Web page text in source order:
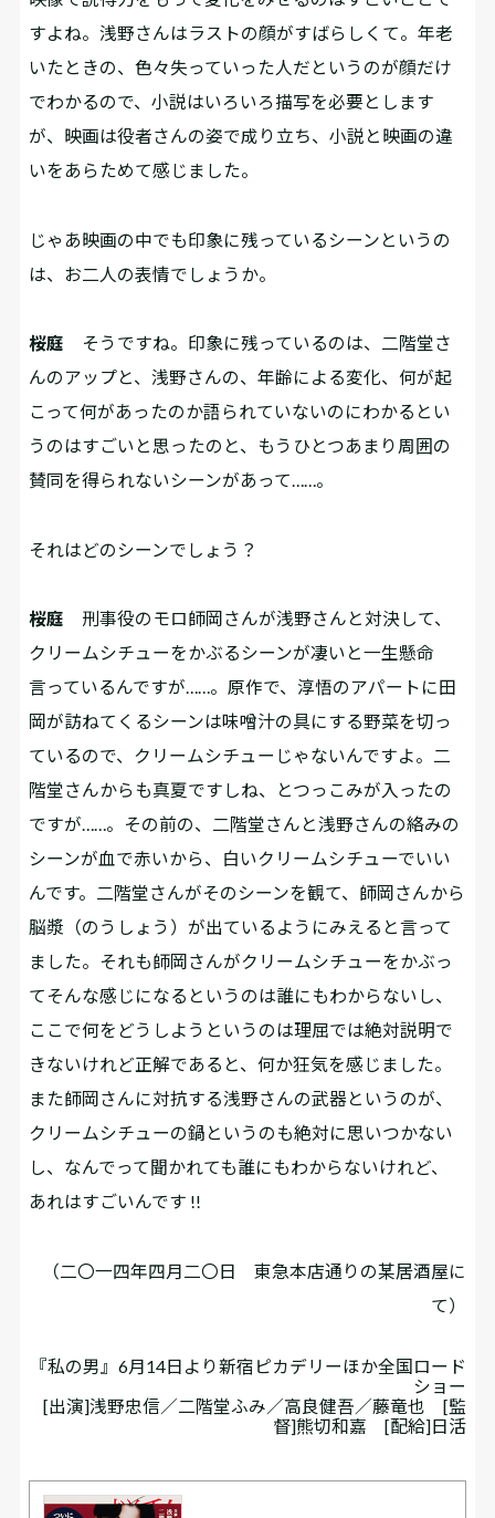
すよね。浅野さんはラストの顔がすばらしくて。年老
いたときの、色々失っていった人だというのが顔だけ
でわかるので、小説はいろいろ描写を必要とします
が、映画は役者さんの姿で成り立ち、小説と映画の違
いをあらためて感じました。
――じゃあ映画の中でも印象に残っているシーンというの
は、お二人の表情でしょうか。
桜庭 そうですね。印象に残っているのは、二階堂さ
んのアップと、浅野さんの、年齢による変化、何が起
こって何があったのか語られていないのにわかるとい
うのはすごいと思ったのと、もうひとつあまり周囲の
賛同を得られないシーンがあって……。
――それはどのシーンでしょう？
桜庭 刑事役のモロ師岡さんが浅野さんと対決して、
クリームシチューをかぶるシーンが凄いと一生懸命
言っているんですが……。原作で、淳悟のアパートに田
岡が訪ねてくるシーンは味噌汁の具にする野菜を切っ
ているので、クリームシチューじゃないんですよ。二
階堂さんからも真夏ですしね、とつっこみが入ったの
ですが……。その前の、二階堂さんと浅野さんの絡みの
シーンが血で赤いから、白いクリームシチューでいい
んです。二階堂さんがそのシーンを観て、師岡さんから
脳漿（のうしょう）が出ているようにみえると言って
ました。それも師岡さんがクリームシチューをかぶっ
てそんな感じになるというのは誰にもわからないし、
ここで何をどうしようというのは理屈では絶対説明で
きないけれど正解であると、何か狂気を感じました。
また師岡さんに対抗する浅野さんの武器というのが、
クリームシチューの鍋というのも絶対に思いつかない
し、なんでって聞かれても誰にもわからないけれど、
あれはすごいんです !!
（二〇一四年四月二〇日 東急本店通りの某居酒屋に
て）
『私の男』6月14日より新宿ピカデリーほか全国ロード
ショー
[出演]浅野忠信／二階堂ふみ／高良健吾／藤竜也 [監
督]熊切和嘉 [配給]日活